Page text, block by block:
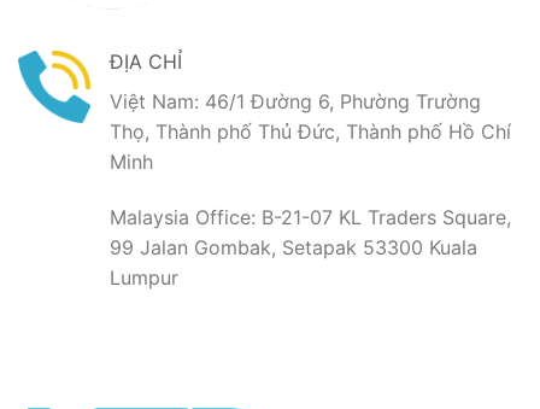
ĐỊA CHỈ
Việt Nam: 46/1 Đường 6, Phường Trường
Thọ, Thành phố Thủ Đức, Thành phố Hồ Chí
Minh
Malaysia Office: B-21-07 KL Traders Square,
99 Jalan Gombak, Setapak 53300 Kuala
Lumpur